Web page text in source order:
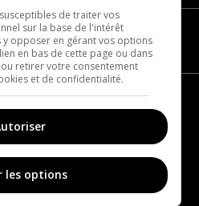
de traiter vos
sur la base de l'intérêt
y opposer en gérant vos options
en bas de cette page ou dans
retirer votre consentement
et de confidentialité.
les options